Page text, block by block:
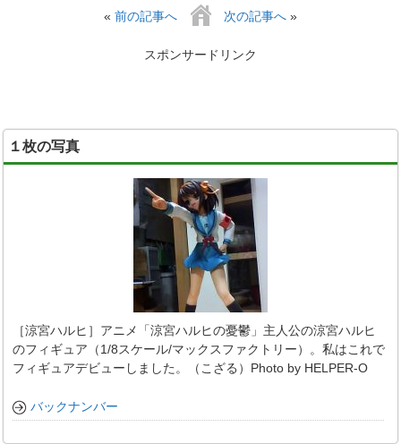
« 前の記事へ 次の記事へ »
スポンサードリンク
１枚の写真
［涼宮ハルヒ］アニメ「涼宮ハルヒの憂鬱」主人公の涼宮ハルヒ
のフィギュア（1/8スケール/マックスファクトリー）。私はこれで
フィギュアデビューしました。（こざる）Photo by HELPER-O
バックナンバー